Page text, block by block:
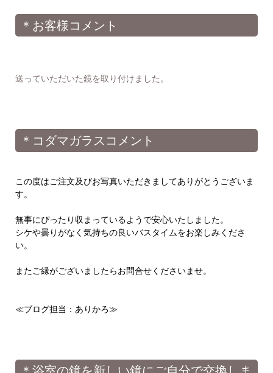
＊お客様コメント
送っていただいた鏡を取り付けました。
＊コダマガラスコメント
この度はご注文及びお写真いただきましてありがとうございま
す。
無事にぴったり収まっているようで安心いたしました。
シケや曇りがなく気持ちの良いバスタイムをお楽しみくださ
い。
またご縁がございましたらお問合せくださいませ。
≪ブログ担当：ありかろ≫